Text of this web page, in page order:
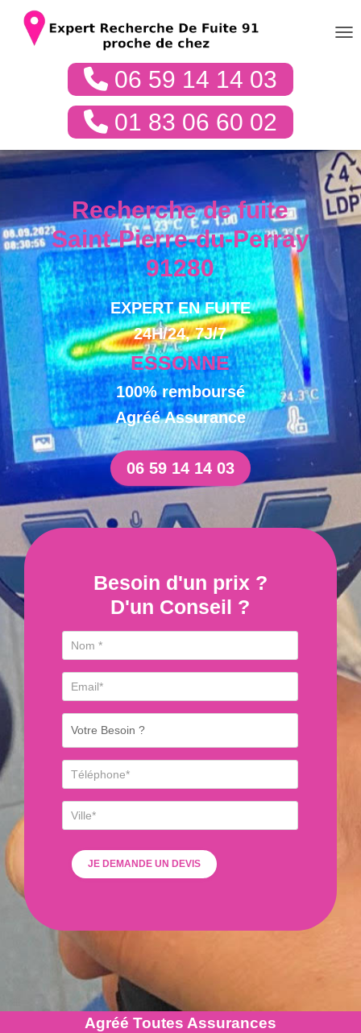
06 59 14 14 03
01 83 06 60 02
Recherche de fuite
Saint-Pierre-du-Perray
91280
EXPERT EN FUITE
24H/24, 7J/7
ESSONNE
100% remboursé
Agréé Assurance
06 59 14 14 03
Besoin d'un prix ?
D'un Conseil ?
Agréé Toutes Assurances